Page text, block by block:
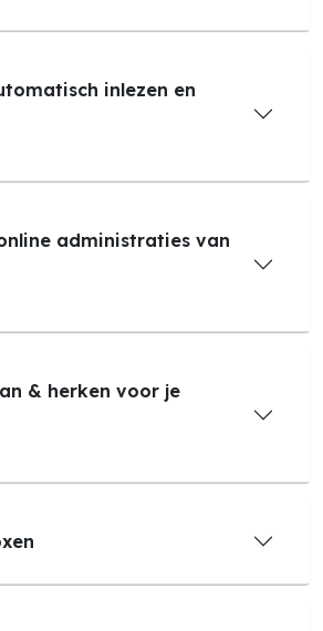
inlezen en
administraties van
& herken voor je